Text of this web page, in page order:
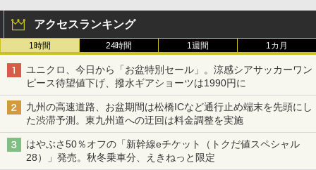
アクセスランキング
1時間 24時間 1週間 1カ月
ユニクロ、今日から「お盆特別セール」。涼感シアサッカーワン
ピース待望値下げ、撥水ギアショーツは1990円に
九州の高速道路、お盆期間は松橋ICなど通行止め端末を先頭にし
た渋滞予測。東九州道への迂回は料金調整を実施
はやぶさ50％オフの「新幹線eチケット（トクだ値スペシャル
28）」発売。秋冬乗車分、えきねっと限定